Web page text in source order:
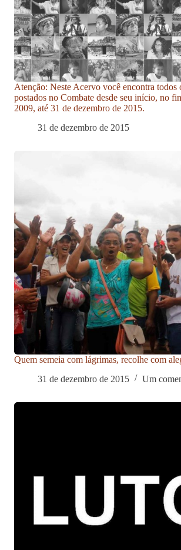
Atenção: Neste Acervo você encontra todos
postados no Combate desde seu início, no
2009, até 31 de dezembro de 2015.
31 de dezembro de 2015
Quem semeia com lágrimas, recolhe com
31 de dezembro de 2015
Um